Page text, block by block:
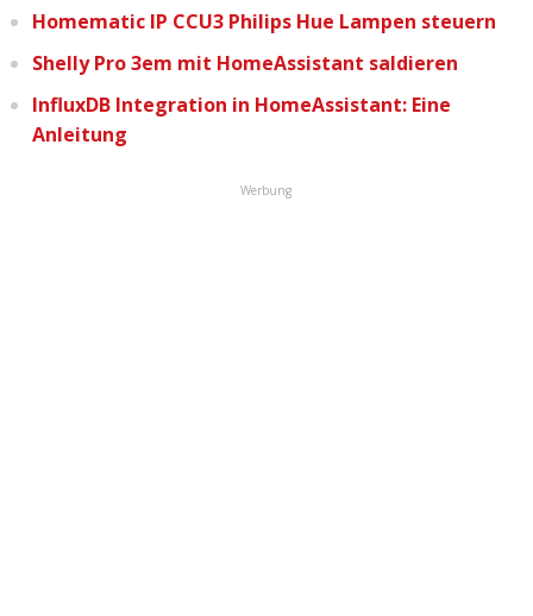
Homematic IP CCU3 Philips Hue Lampen steuern
Shelly Pro 3em mit HomeAssistant saldieren
InfluxDB Integration in HomeAssistant: Eine
Anleitung
Werbung